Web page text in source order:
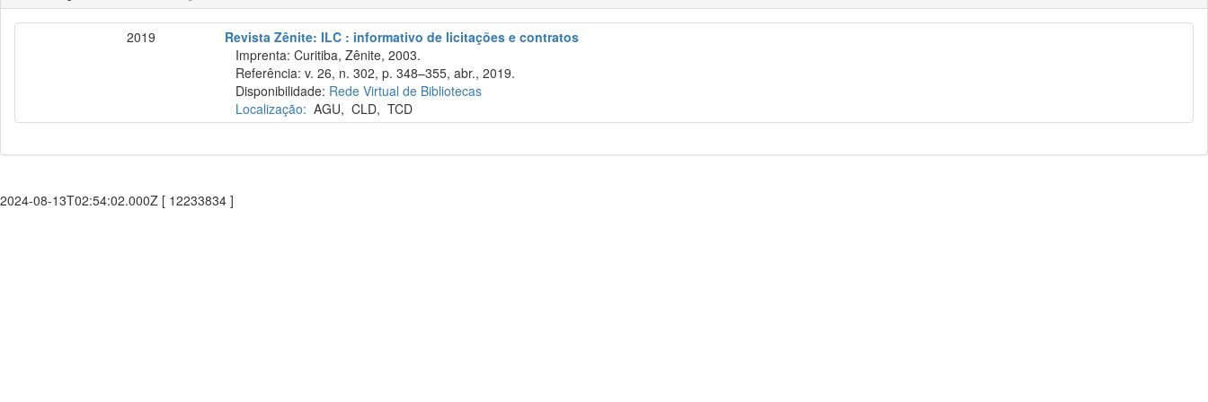
2019
Revista Zênite: ILC : informativo de licitações e contratos
Imprenta: Curitiba, Zênite, 2003.
Referência: v. 26, n. 302, p. 348–355, abr., 2019.
Disponibilidade: Rede Virtual de Bibliotecas
Localização: AGU,CLD,TCD
2024-08-13T02:54:02.000Z [ 12233834 ]